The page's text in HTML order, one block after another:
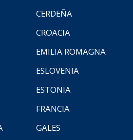
CERDEÑA
CROACIA
EMILIA ROMAGNA
ESLOVENIA
ESTONIA
FRANCIA
GALES